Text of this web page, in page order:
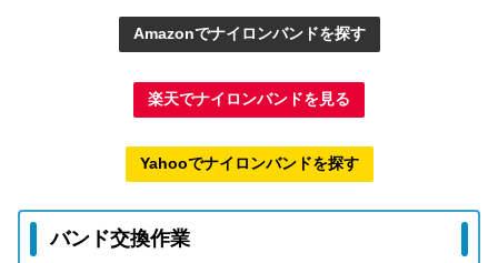
Amazonでナイロンバンドを探す
楽天でナイロンバンドを見る
Yahooでナイロンバンドを探す
バンド交換作業